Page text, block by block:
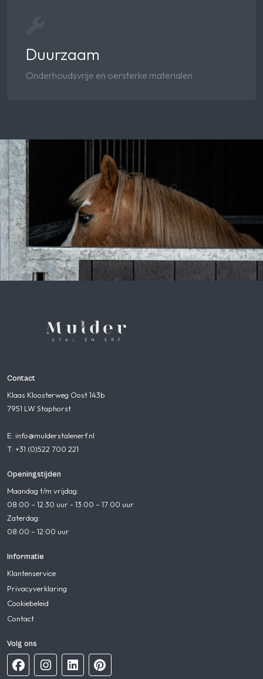
Duurzaam
Onderhoudsvrije en oersterke materialen
Contact
Klaas Kloosterweg Oost 143b
7951 LW Staphorst
E: info@mulderstalenerf.nl
T: +31 (0)522 700 221
Openingstijden
Maandag t/m vrijdag:
08:00 – 12:30 uur - 13:00 – 17:00 uur
Zaterdag:
08:00 – 12:00 uur
Informatie
Klantenservice
Privacyverklaring
Cookiebeleid
Contact
Volg ons